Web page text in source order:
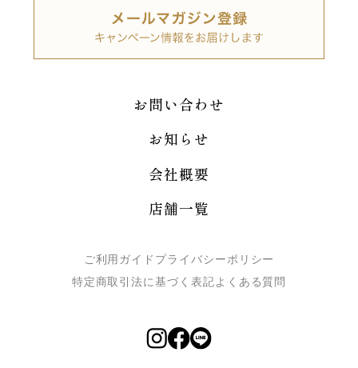
お問い合わせ
お知らせ
会社概要
店舗一覧
ご利用ガイド プライバシーポリシー
特定商取引法に基づく表記よくある質問